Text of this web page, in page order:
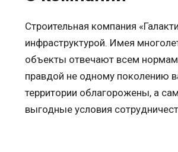
Строительная компания
инфраструктурой. Имея
объекты отвечают всем нормам
правдой не одному поколению
территории облагорожены, а
выгодные условия